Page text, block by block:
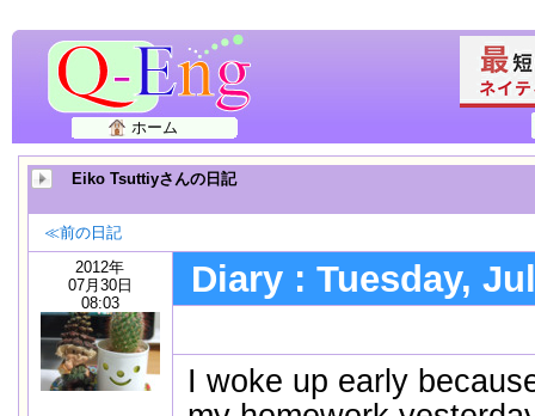
ホーム
Eiko Tsuttiyさんの日記
≪前の日記
2012年
07月30日
08:03
Diary : Tuesday,
I woke up early